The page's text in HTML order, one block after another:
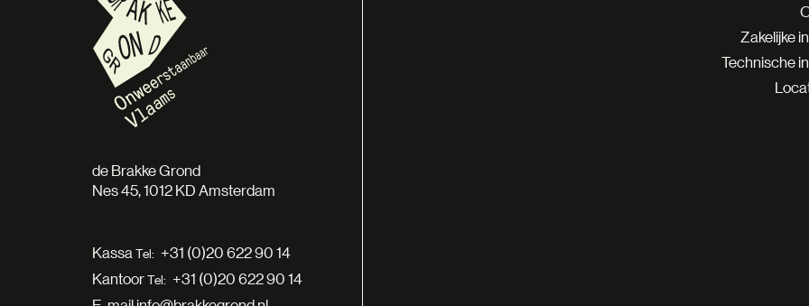
de Brakke Grond
Nes 45, 1012 KD Amsterdam
Kassa
+31 (0)20 622 90 14
Kantoor
+31 (0)20 622 90 14
Zakelijke
Technische